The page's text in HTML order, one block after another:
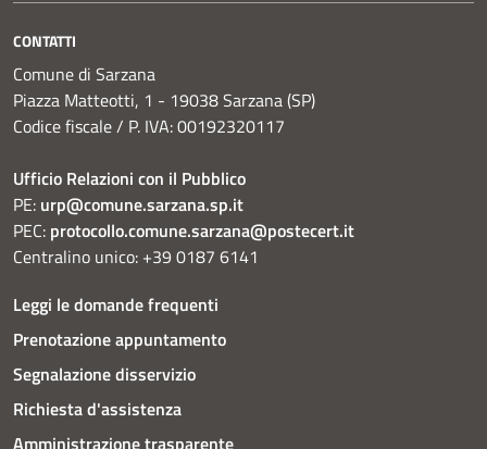
CONTATTI
Comune di Sarzana
Piazza Matteotti, 1 - 19038 Sarzana (SP)
Codice fiscale / P. IVA: 00192320117
Ufficio Relazioni con il Pubblico
PE: urp@comune.sarzana.sp.it
PEC: protocollo.comune.sarzana@postecert.it
Centralino unico: +39 0187 6141
Leggi le domande frequenti
Prenotazione appuntamento
Segnalazione disservizio
Richiesta d'assistenza
Amministrazione trasparente